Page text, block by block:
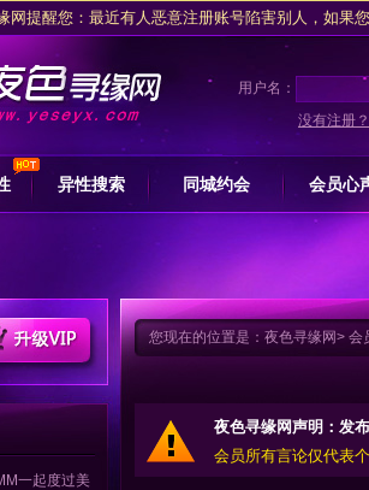
网提醒您：最近有人恶意注册账号陷害别人，如
拥护网信办关于专项整治行动的措施，抵制任何卖
请注意收藏
夜色寻缘网
夜色寻缘网提醒广大会员朋友交友过程中，
网提醒您：最近有人恶意注册账号陷害别人，如
护网信办关于专项整治行动的措施，抵制任何卖
请注意收藏夜色寻缘网
用户名：
没有注册？
异性搜索 同城约会 会员心
一起度过美
您现在的位置是： 夜色寻缘网> 会
夜色寻缘网声明：发
会员所有言论仅代表